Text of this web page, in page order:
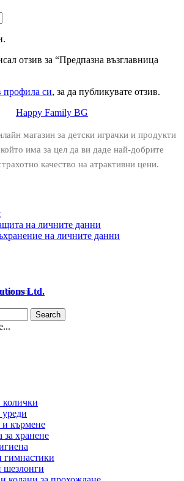
отзив за “Предпазна възглавница
профила си, за да публикувате отзив.
магазин за детски играчки и продукти
има за цел да ви даде най-добрите
качество на атрактивни цени.
на личните данни
на личните данни
Ltd.
Search
кърмене
за хранене
гимнастики